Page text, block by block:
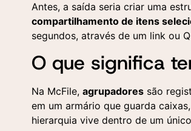
Antes, a saída seria criar uma
compartilhamento de itens
segundos, através de um link ou
O que significa
Na McFile, agrupadores são
em um armário que guarda
hierarquia vive dentro de um